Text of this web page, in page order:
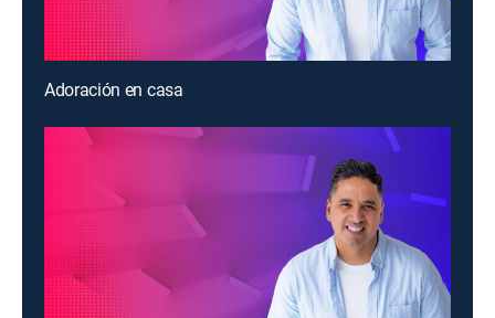
Adoración en casa